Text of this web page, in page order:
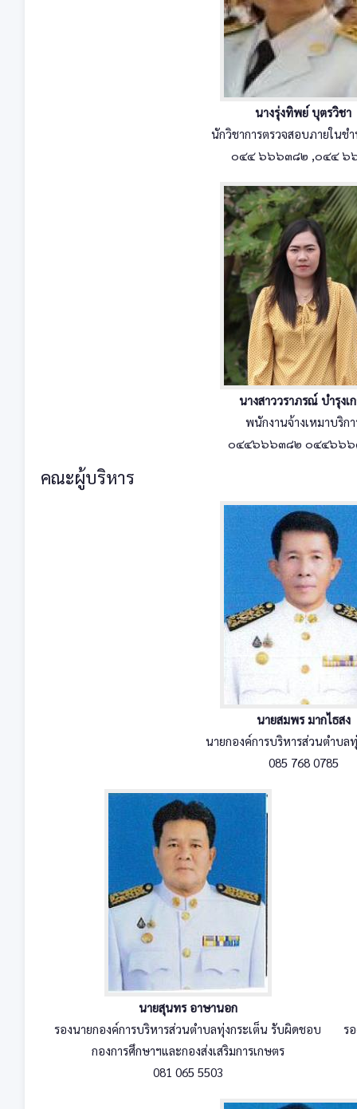
นางรุ่งทิพย์ บุตรวิชา
นักวิชาการตรวจสอบภายในช
๐๔๔ ๖๖๖๓๘๒ ,๐๔๔ ๖
นางสาววราภรณ์ บำรุงเ
พนักงานจ้างเหมาบริก
๐๔๔๖๖๖๓๘๒ ๐๔๔๖๖
คณะผู้บริหาร
นายสมพร มากไธสง
นายกองค์การบริหารส่วนตำบล
085 768 0785
นายสุนทร อาษานอก
รองนายกองค์การบริหารส่วนตำบลทุ่งกระเต็น รับผิดชอบ
กองการศึกษาฯและกองส่งเสริมการเกษตร
081 065 5503
ร